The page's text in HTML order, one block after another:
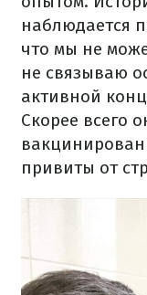
наблюдается
что мы не
не связываю
активной
Скорее всего
привиты от